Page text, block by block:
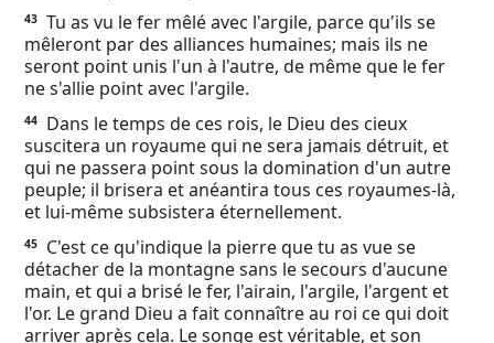
43 Tu as vu le fer mêlé avec l'argile, parce qu'ils se
mêleront par des alliances humaines; mais ils ne
seront point unis l'un à l'autre, de même que le fer
ne s'allie point avec l'argile.
44
Dans le temps de ces rois, le Dieu des cieux
suscitera un royaume qui ne sera jamais détruit, et
qui ne passera point sous la domination d'un autre
peuple; il brisera et anéantira tous ces royaumes-là,
et lui-même subsistera éternellement.
45
C'est ce qu'indique la pierre que tu as vue se
détacher de la montagne sans le secours d'aucune
main, et qui a brisé le fer, l'airain, l'argile, l'argent et
l'or. Le grand Dieu a fait connaître au roi ce qui doit
arriver après cela. Le songe est véritable, et son